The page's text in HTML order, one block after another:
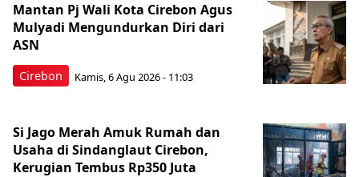
Cirebon
Mantan Pj Wali Kota Cirebon Agus
Mulyadi Mengundurkan Diri dari
ASN
Kamis, 6 Agu 2026 - 11:03
Si Jago Merah Amuk Rumah dan
Usaha di Sindanglaut Cirebon,
Kerugian Tembus Rp350 Juta